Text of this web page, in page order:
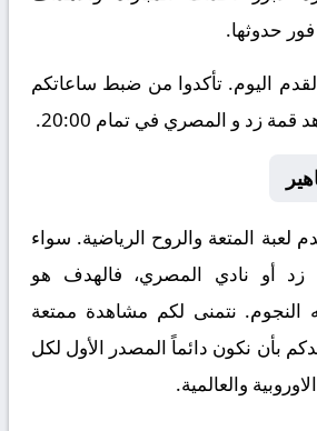
حدوثها.
اليوم. تأكدوا من ضبط ساعاتكم
زد و المصري في تمام 20:00.
لعبة المتعة والروح الرياضية. سواء
أو نادي المصري، فالهدف هو
النجوم. نتمنى لكم مشاهدة ممتعة
بأن نكون دائماً المصدر الأول لكل
والعالمية.